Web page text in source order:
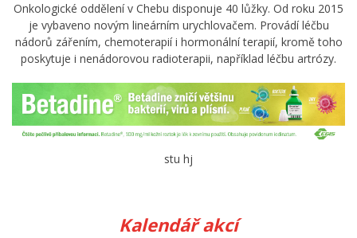
Onkologické oddělení v Chebu disponuje 40 lůžky. Od roku 2015
je vybaveno novým lineárním urychlovačem. Provádí léčbu
nádorů zářením, chemoterapií i hormonální terapií, kromě toho
poskytuje i nenádorovou radioterapii, například léčbu artrózy.
stu hj
Kalendář akcí